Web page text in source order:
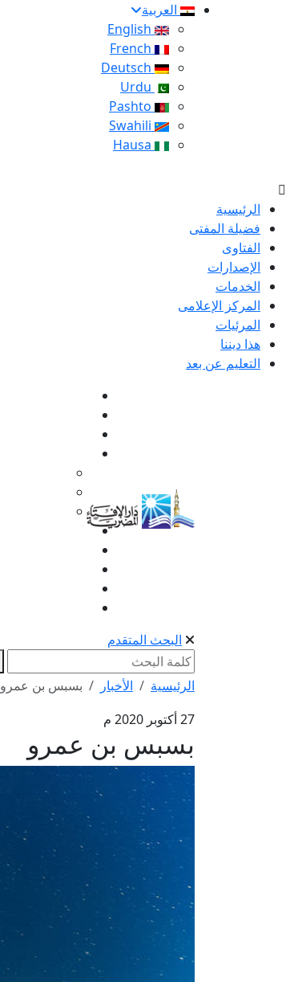
العربية
الرئيسية
فضيلة المفتى
الفتاوى
الإصدارات
الخدمات
المركز الإعلامى
المرئيات
هذا ديننا
التعليم عن بعد
البحث المتقدم
الرئيسية الأخبار
بسبس بن عمرو
27 أكتوبر 2020 م
بسبس بن عمرو